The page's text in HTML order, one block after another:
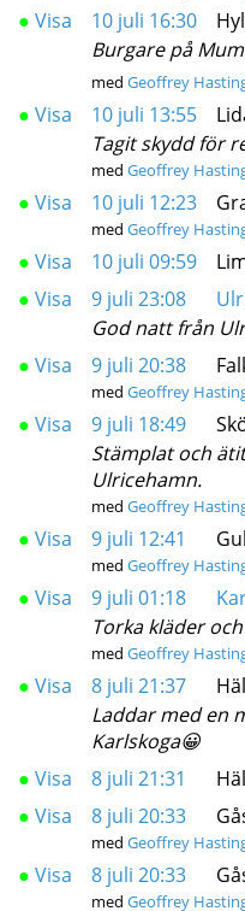
● Visa 10 juli 16:30
Burgare på
med Geoffrey
● Visa 10 juli 13:55
Tagit skydd för
med Geoffrey
● Visa 10 juli 12:23
med Geoffrey
● Visa 10 juli 09:59
● Visa 9 juli 23:08
God natt från
● Visa 9 juli 20:38
med Geoffrey
● Visa 9 juli 18:49
Stämplat och
Ulricehamn.
med Geoffrey
● Visa 9 juli 12:41
med Geoffrey
● Visa 9 juli 01:18
Torka kläder
med Geoffrey
● Visa 8 juli 21:37
Laddar med en
Karlskoga😀
● Visa 8 juli 21:31
● Visa 8 juli 20:33
med Geoffrey
● Visa 8 juli 20:33
med Geoffrey